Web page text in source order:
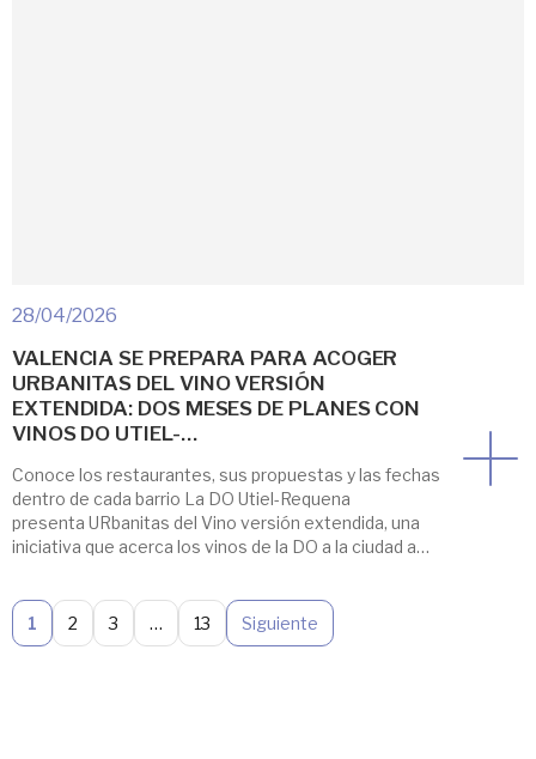
28/04/2026
VALENCIA SE PREPARA PARA ACOGER
URBANITAS DEL VINO VERSIÓN
EXTENDIDA: DOS MESES DE PLANES CON
VINOS DO UTIEL-…
Conoce los restaurantes, sus propuestas y las fechas
dentro de cada barrio La DO Utiel-Requena
presenta URbanitas del Vino versión extendida, una
iniciativa que acerca los vinos de la DO a la ciudad a
meses de mayo y junio en Valencia y […]
1 2 3 … 13 Siguiente